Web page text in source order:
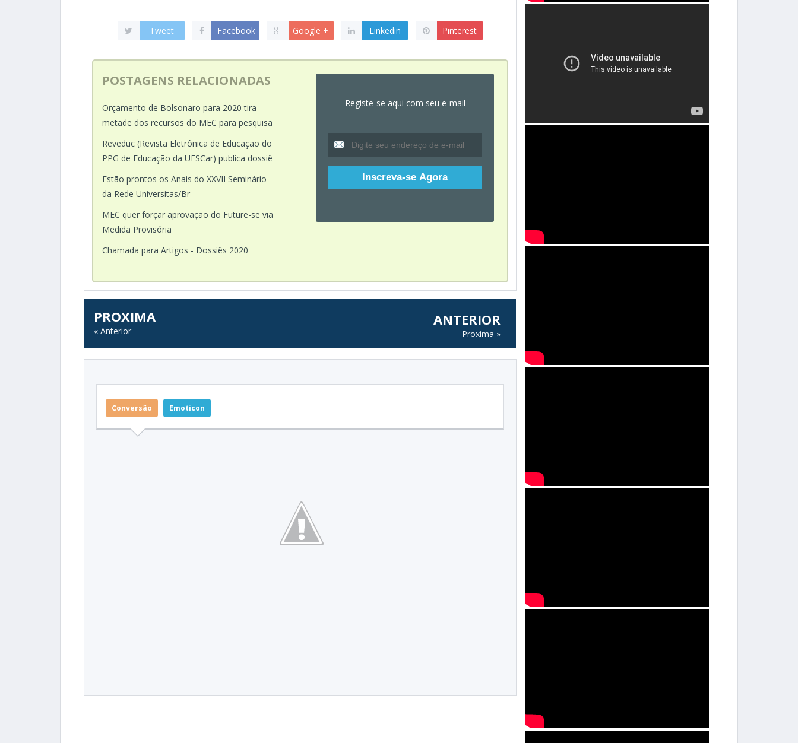
Tweet Facebook Google + Linkedin Pinterest
POSTAGENS RELACIONADAS
Orçamento de Bolsonaro para 2020 tira
metade dos recursos do MEC para pesquisa
Reveduc (Revista Eletrônica de Educação do
PPG de Educação da UFSCar) publica dossiê
Estão prontos os Anais do XXVII Seminário
da Rede Universitas/Br
MEC quer forçar aprovação do Future-se via
Medida Provisória
Chamada para Artigos - Dossiês 2020
Registe-se aqui com seu e-mail
PROXIMA
« Anterior
ANTERIOR
Proxima »
Conversão Emoticon